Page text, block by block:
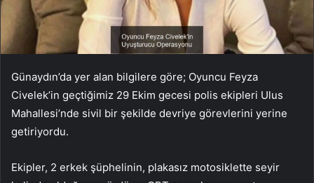
Günaydın’da yer alan bilgilere göre; Oyuncu Feyza
Civelek’in geçtiğimiz 29 Ekim gecesi polis ekipleri Ulus
Mahallesi’nde sivil bir şekilde devriye görevlerini yerine
getiriyordu.
Ekipler, 2 erkek şüphelinin, plakasız motosiklette seyir